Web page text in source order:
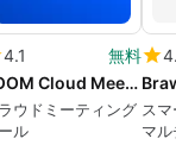
4.1
無料
ZOOM Cloud Meetings
ウドミーティング
ル
ス
マ